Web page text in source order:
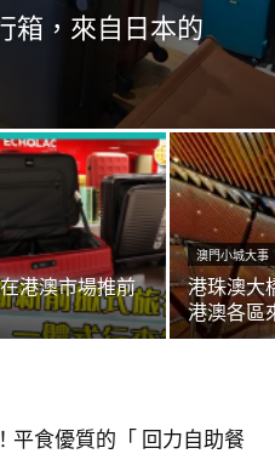
箱，來自日本的
港澳市場推前
澳門小城大事
港珠澳大
港澳各區
平食優質的「 回力自助餐